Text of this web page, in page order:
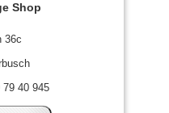
Shop
36c
79 40 945